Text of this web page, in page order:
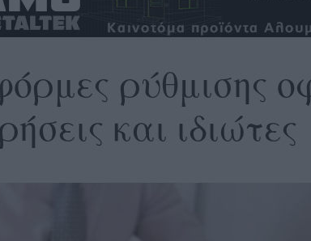
ρύθμισης
και ιδιώτες